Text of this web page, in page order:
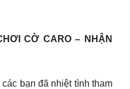
CỜ CARO – NHẬN
bạn đã nhiệt tình tham